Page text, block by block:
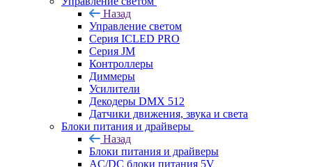
Назад
Управление светом
Серия ICLED PRO
Серия JM
Контроллеры
Диммеры
Усилители
Декодеры DMX 512
Датчики движения, звука и света
Блоки питания и драйверы
Назад
Блоки питания и драйверы
AC/DC блоки питания 5V